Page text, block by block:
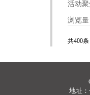
活动
浏览
共400
地址